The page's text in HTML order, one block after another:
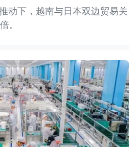
动下，越南与日本双边贸易关
。